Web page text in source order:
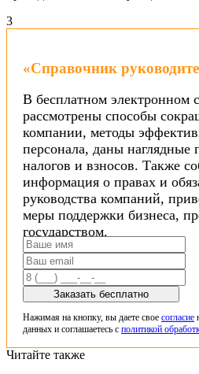
3
«Справочник
В бесплатном электронном
рассмотрены способы
компании, методы
персонала, даны
налогов и взносов. Также
информация о правах и
руководства компаний,
меры поддержки бизнеса,
государством.
Заказать бесплатно
Нажимая на кнопку, вы даете свое согласие
данных и соглашаетесь с политикой
Читайте также